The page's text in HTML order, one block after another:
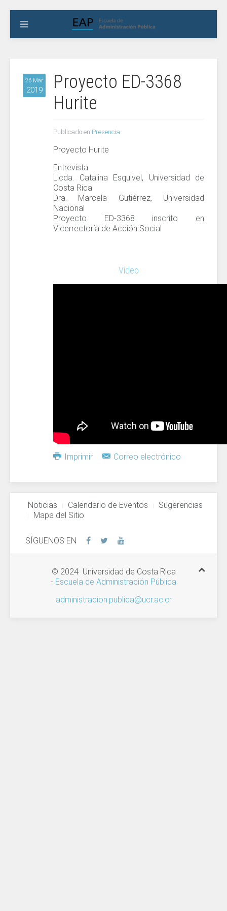
26 Mar
2019
Proyecto ED-3368
Hurite
Publicado en Presencia
Proyecto Hurite
Entrevista:
Licda. Catalina Esquivel, Universidad de
Costa Rica
Dra. Marcela Gutiérrez, Universidad
Nacional
Proyecto ED-3368 inscrito en
Vicerrectoría de Acción Social
Video
Imprimir Correo electrónico
Noticias Calendario de Eventos
Sugerencias
Mapa del Sitio
SÍGUENOS EN
© 2024 Universidad de Costa Rica
- Escuela de Administración Pública
administracion.publica@ucr.ac.cr